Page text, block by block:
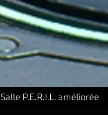
Salle P.E.R.I.L. améliorée